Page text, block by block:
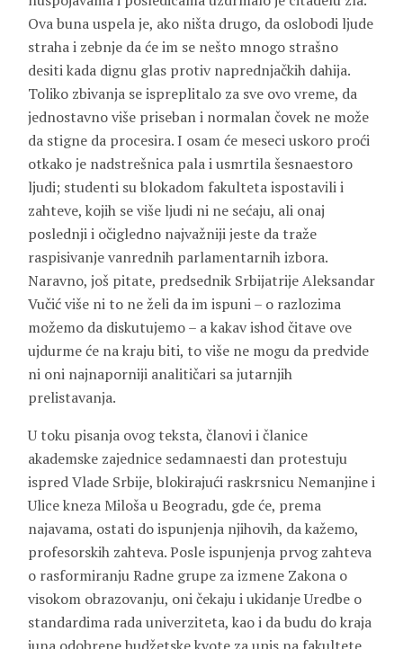
Ova buna uspela je, ako ništa drugo, da oslobodi ljude
straha i zebnje da će im se nešto mnogo strašno
desiti kada dignu glas protiv naprednjačkih dahija.
Toliko zbivanja se ispreplitalo za sve ovo vreme, da
jednostavno više priseban i normalan čovek ne može
da stigne da procesira. I osam će meseci uskoro proći
otkako je nadstrešnica pala i usmrtila šesnaestoro
ljudi; studenti su blokadom fakulteta ispostavili i
zahteve, kojih se više ljudi ni ne sećaju, ali onaj
poslednji i očigledno najvažniji jeste da traže
raspisivanje vanrednih parlamentarnih izbora.
Naravno, još pitate, predsednik Srbijatrije Aleksandar
Vučić više ni to ne želi da im ispuni – o razlozima
možemo da diskutujemo – a kakav ishod čitave ove
ujdurme će na kraju biti, to više ne mogu da predvide
ni oni najnaporniji analitičari sa jutarnjih
prelistavanja.
U toku pisanja ovog teksta, članovi i članice
akademske zajednice sedamnaesti dan protestuju
ispred Vlade Srbije, blokirajući raskrsnicu Nemanjine i
Ulice kneza Miloša u Beogradu, gde će, prema
najavama, ostati do ispunjenja njihovih, da kažemo,
profesorskih zahteva. Posle ispunjenja prvog zahteva
o rasformiranju Radne grupe za izmene Zakona o
visokom obrazovanju, oni čekaju i ukidanje Uredbe o
standardima rada univerziteta, kao i da budu do kraja